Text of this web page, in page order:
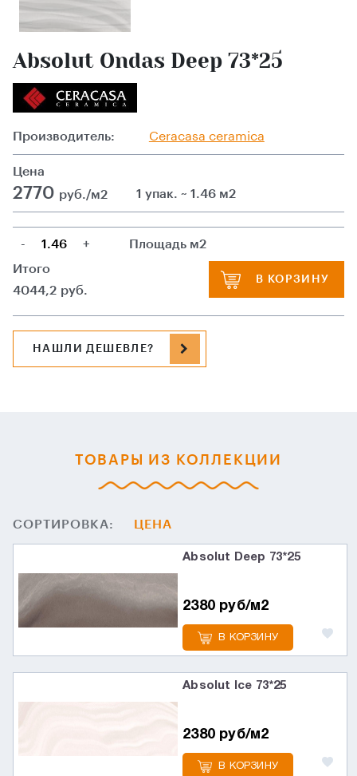
Absolut Ondas Deep 73*25
Производитель: Ceracasa ceramica
Цена
2770 руб./м2 1 упак. ~ 1.46 м2
- +
Площадь м2
Итого
4044,2 руб.
В КОРЗИНУ
НАШЛИ ДЕШЕВЛЕ?
ТОВАРЫ ИЗ КОЛЛЕКЦИИ
СОРТИРОВКА: ЦЕНА
Absolut Deep 73*25
2380 руб/м2
В КОРЗИНУ
Absolut Ice 73*25
2380 руб/м2
В КОРЗИНУ